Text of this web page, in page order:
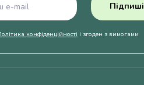
конфіденційності і згоден з вимогами